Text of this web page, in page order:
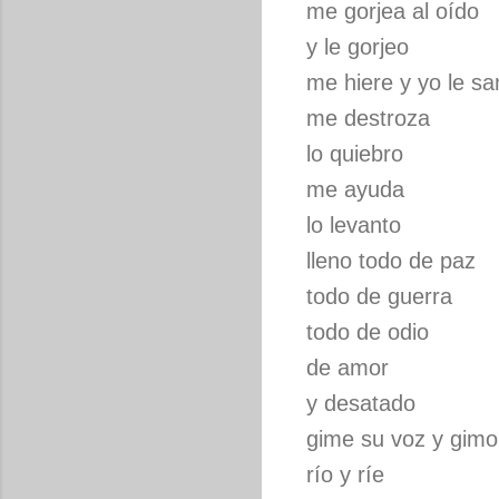
me gorjea al oído
y le gorjeo
me hiere y yo le
me destroza
lo quiebro
me ayuda
lo levanto
lleno todo de paz
todo de guerra
todo de odio
de amor
y desatado
gime su voz y gimo
río y ríe